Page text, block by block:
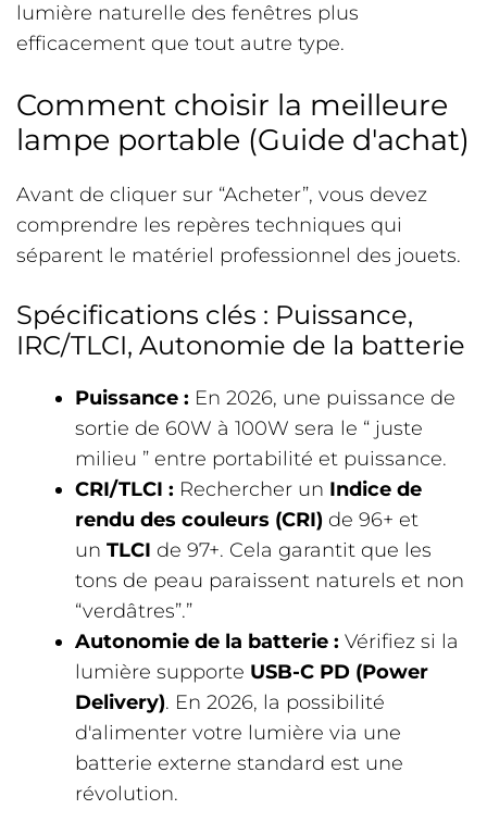
lumière naturelle des fenêtres plus
efficacement que tout autre type.
Comment choisir la meilleure
lampe portable (Guide d'achat)
Avant de cliquer sur “Acheter”, vous devez
comprendre les repères techniques qui
séparent le matériel professionnel des jouets.
Spécifications clés : Puissance,
IRC/TLCI, Autonomie de la batterie
Puissance : En 2026, une puissance de
sortie de 60W à 100W sera le “ juste
milieu ” entre portabilité et puissance.
CRI/TLCI : Rechercher un Indice de
rendu des couleurs (CRI) de 96+ et
un TLCI de 97+. Cela garantit que les
tons de peau paraissent naturels et non
“verdâtres”.”
Autonomie de la batterie : Vérifiez si la
lumière supporte USB-C PD (Power
Delivery). En 2026, la possibilité
d'alimenter votre lumière via une
batterie externe standard est une
révolution.